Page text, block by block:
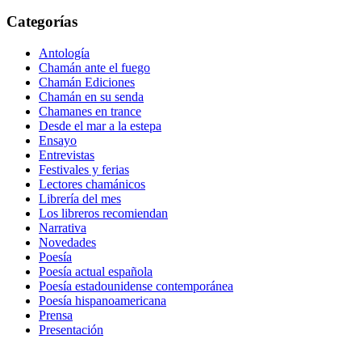
Categorías
Antología
Chamán ante el fuego
Chamán Ediciones
Chamán en su senda
Chamanes en trance
Desde el mar a la estepa
Ensayo
Entrevistas
Festivales y ferias
Lectores chamánicos
Librería del mes
Los libreros recomiendan
Narrativa
Novedades
Poesía
Poesía actual española
Poesía estadounidense contemporánea
Poesía hispanoamericana
Prensa
Presentación